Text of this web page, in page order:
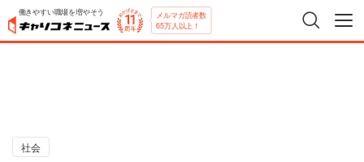
働きやすい職場を増やそう メルマガ読者数
65万人以上！
社会